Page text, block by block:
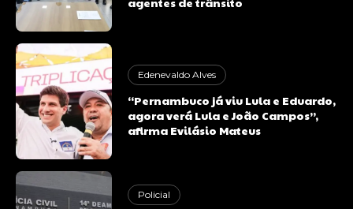
Edenevaldo Alves
“Pernambuco já viu Lula e Eduardo,
agora verá Lula e João Campos”,
afirma Evilásio Mateus
Policial